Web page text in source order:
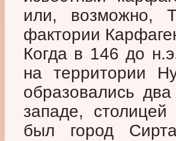
или, возможно,
фактории
Когда в 146 до
на территории
образовались
западе, столицей
был город